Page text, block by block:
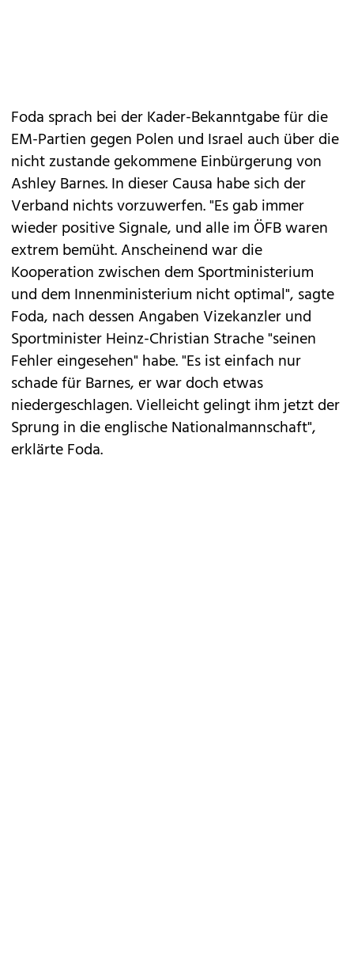
Foda sprach bei der Kader-Bekanntgabe für die
EM-Partien gegen Polen und Israel auch über die
nicht zustande gekommene Einbürgerung von
Ashley Barnes. In dieser Causa habe sich der
Verband nichts vorzuwerfen. "Es gab immer
wieder positive Signale, und alle im ÖFB waren
extrem bemüht. Anscheinend war die
Kooperation zwischen dem Sportministerium
und dem Innenministerium nicht optimal", sagte
Foda, nach dessen Angaben Vizekanzler und
Sportminister Heinz-Christian Strache "seinen
Fehler eingesehen" habe. "Es ist einfach nur
schade für Barnes, er war doch etwas
niedergeschlagen. Vielleicht gelingt ihm jetzt der
Sprung in die englische Nationalmannschaft",
erklärte Foda.